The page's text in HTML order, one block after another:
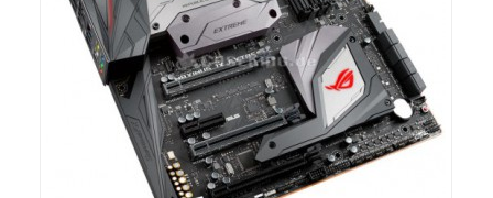
Компютри